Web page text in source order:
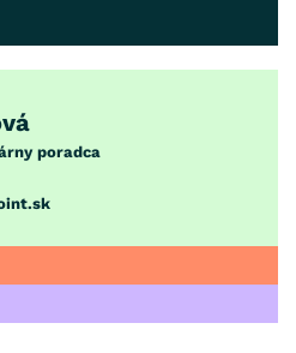
poradca